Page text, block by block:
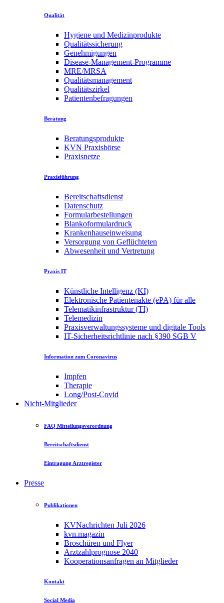
Qualität
Hygiene und Medizinprodukte
Qualitätssicherung
Genehmigungen
Disease-Management-Programme
MRE/MRSA
Qualitätsmanagement
Qualitätszirkel
Patientenbefragungen
Beratung
Beratungsprodukte
KVN Praxisbörse
Praxisnetze
Praxisführung
Bereitschaftsdienst
Datenschutz
Formularbestellungen
Blankoformulardruck
Krankenhauseinweisung
Versorgung von Geflüchteten
Abwesenheit und Vertretung
Praxis IT
Künstliche Intelligenz (KI)
Elektronische Patientenakte (ePA) für alle
Telematikinfrastruktur (TI)
Telemedizin
Praxisverwaltungssysteme und digitale Tools
IT-Sicherheitsrichtlinie nach §390 SGB V
Information zum Coronavirus
Impfen
Therapie
Long/Post-Covid
Nicht-Mitglieder
FAQ Mitteilungsverordnung
Bereitschaftsdienst
Eintragung Arztregister
Presse
Publikationen
KVNachrichten Juli 2026
kvn.magazin
Broschüren und Flyer
Arztzahlprognose 2040
Kooperationsanfragen an Mitglieder
Kontakt
Social Media